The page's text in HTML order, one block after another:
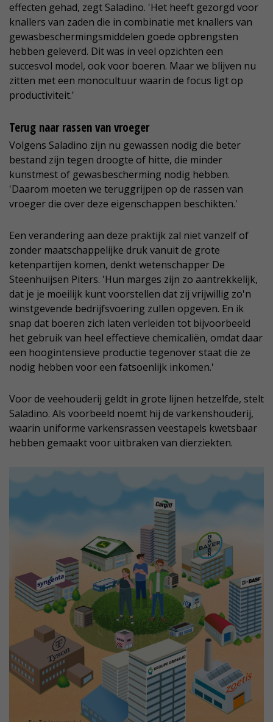
effecten gehad, zegt Saladino. 'Het heeft gezorgd voor
knallers van zaden die in combinatie met knallers van
gewasbeschermingsmiddelen goede opbrengsten
hebben geleverd. Dit was in veel opzichten een
succesvol model, ook voor boeren. Maar we blijven nu
zitten met een monocultuur waarin de focus ligt op
productiviteit.'
Terug naar rassen van vroeger
Volgens Saladino zijn nu gewassen nodig die beter
bestand zijn tegen droogte of hitte, die minder
kunstmest of gewasbescherming nodig hebben.
'Daarom moeten we teruggrijpen op de rassen van
vroeger die over deze eigenschappen beschikten.'
Een verandering aan deze praktijk zal niet vanzelf of
zonder maatschappelijke druk vanuit de grote
ketenpartijen komen, denkt wetenschapper De
Steenhuijsen Piters. 'Hun marges zijn zo aantrekkelijk,
dat je je moeilijk kunt voorstellen dat zij vrijwillig zo'n
winstgevende bedrijfsvoering zullen opgeven. En ik
snap dat boeren zich laten verleiden tot bijvoorbeeld
het gebruik van heel effectieve chemicaliën, omdat daar
een hoogintensieve productie tegenover staat die ze
nodig hebben voor een fatsoenlijk inkomen.'
Voor de veehouderij geldt in grote lijnen hetzelfde, stelt
Saladino. Als voorbeeld noemt hij de varkenshouderij,
waarin uniforme varkensrassen veestapels kwetsbaar
hebben gemaakt voor uitbraken van dierziekten.